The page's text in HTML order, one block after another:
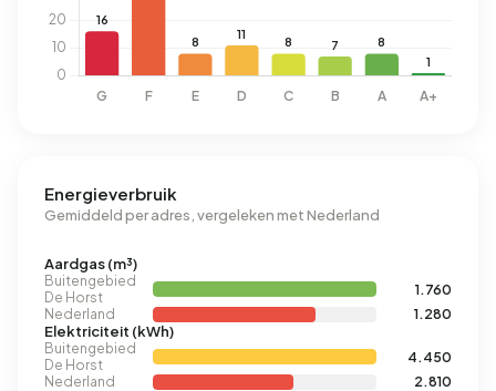
Energieverbruik
Gemiddeld per adres, vergeleken met Nederland
Aardgas (m³)
Buitengebied
De Horst
1.760
Nederland
1.280
Elektriciteit (kWh)
Buitengebied
De Horst
4.450
Nederland
2.810